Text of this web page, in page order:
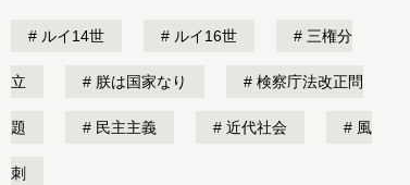
ルイ14世 ルイ16世 三権分
立 朕は国家なり 検察庁法改正問
題 民主主義 近代社会 風
刺